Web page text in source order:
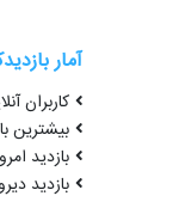
آمار
کاربران
بیشترین
بازدید
بازدید